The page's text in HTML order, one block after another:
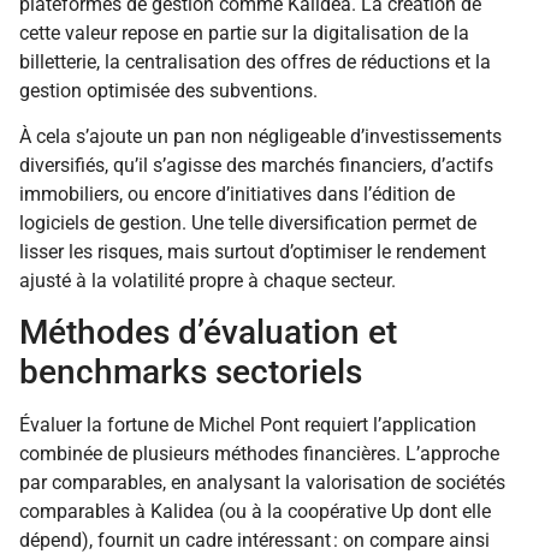
cette valeur repose en partie sur la digitalisation de la
billetterie, la centralisation des offres de réductions et la
gestion optimisée des subventions.
À cela s’ajoute un pan non négligeable d’investissements
diversifiés, qu’il s’agisse des marchés financiers, d’actifs
immobiliers, ou encore d’initiatives dans l’édition de
logiciels de gestion. Une telle diversification permet de
lisser les risques, mais surtout d’optimiser le rendement
ajusté à la volatilité propre à chaque secteur.
Méthodes d’évaluation et
benchmarks sectoriels
Évaluer la fortune de Michel Pont requiert l’application
combinée de plusieurs méthodes financières. L’approche
par comparables, en analysant la valorisation de sociétés
comparables à Kalidea (ou à la coopérative Up dont elle
dépend), fournit un cadre intéressant : on compare ainsi